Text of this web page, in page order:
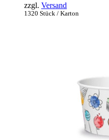
1320 Stück / Karton
zzgl. Versand